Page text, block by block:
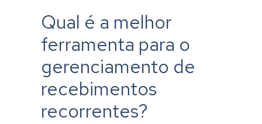
Qual é a melhor
ferramenta para o
gerenciamento de
recebimentos
recorrentes?